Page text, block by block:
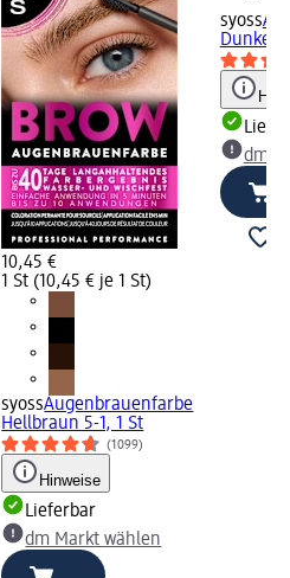
10,45 €
1 St (10,45 € je 1 St)
syossAugenbrauenfarbe
Hellbraun 5-1, 1 St
(1099)
Hinweise
Lieferbar
dm Markt wählen
syoss
dm